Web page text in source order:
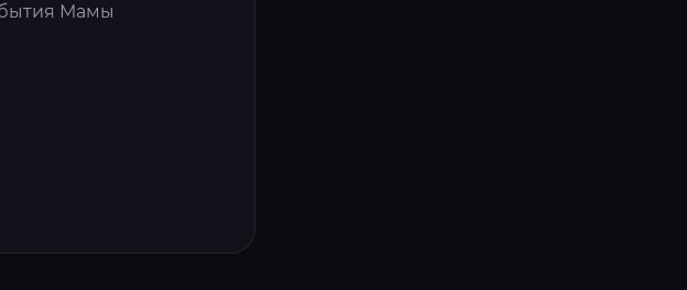
Мамы